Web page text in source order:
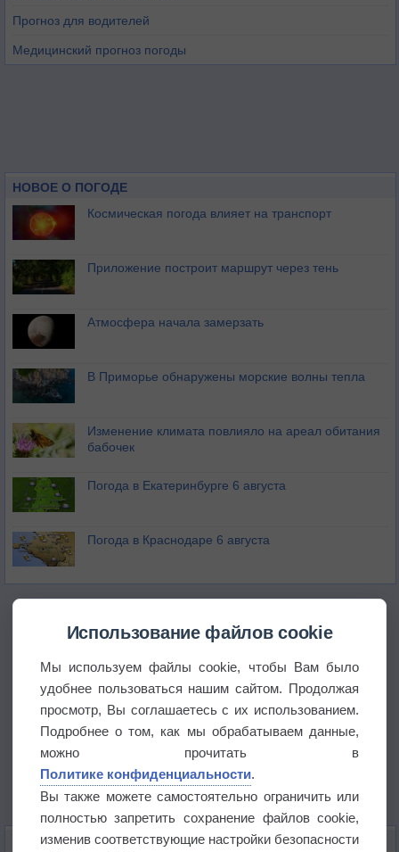
Прогноз для водителей
Медицинский прогноз погоды
НОВОЕ О ПОГОДЕ
Космическая погода влияет на транспорт
Приложение построит маршрут через тень
Атмосфера начала замерзать
В Приморье обнаружены морские волны тепла
Изменение климата повлияло на ареал обитания
бабочек
Погода в Екатеринбурге 6 августа
Погода в Краснодаре 6 августа
ЭТО ИНТЕРЕСНО
Использование файлов cookie
Мы используем файлы cookie, чтобы Вам было
удобнее пользоваться нашим сайтом. Продолжая
просмотр, Вы соглашаетесь с их использованием.
Подробнее о том, как мы обрабатываем данные,
можно прочитать в
Политике конфиденциальности.
Вы также можете самостоятельно ограничить или
полностью запретить сохранение файлов cookie,
изменив соответствующие настройки безопасности